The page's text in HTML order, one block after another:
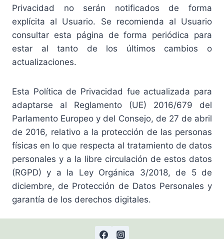
Privacidad no serán notificados de forma
explícita al Usuario. Se recomienda al Usuario
consultar esta página de forma periódica para
estar al tanto de los últimos cambios o
actualizaciones.
Esta Política de Privacidad fue actualizada para
adaptarse al Reglamento (UE) 2016/679 del
Parlamento Europeo y del Consejo, de 27 de abril
de 2016, relativo a la protección de las personas
físicas en lo que respecta al tratamiento de datos
personales y a la libre circulación de estos datos
(RGPD) y a la Ley Orgánica 3/2018, de 5 de
diciembre, de Protección de Datos Personales y
garantía de los derechos digitales.